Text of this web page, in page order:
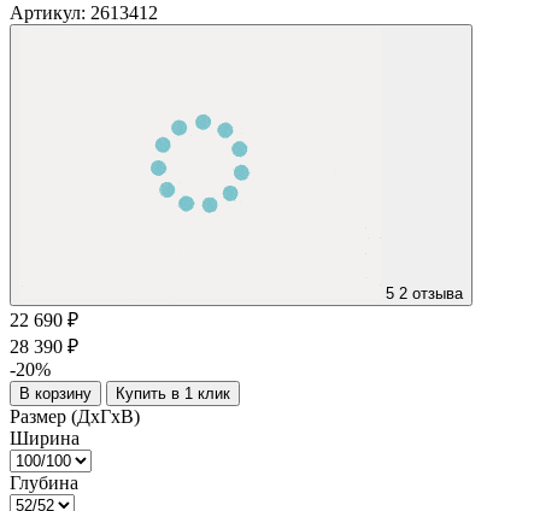
Артикул: 2613412
5 2 отзыва
22 690 ₽
28 390 ₽
-20%
В корзину Купить в 1 клик
Размер (ДхГхВ)
Ширина
Глубина